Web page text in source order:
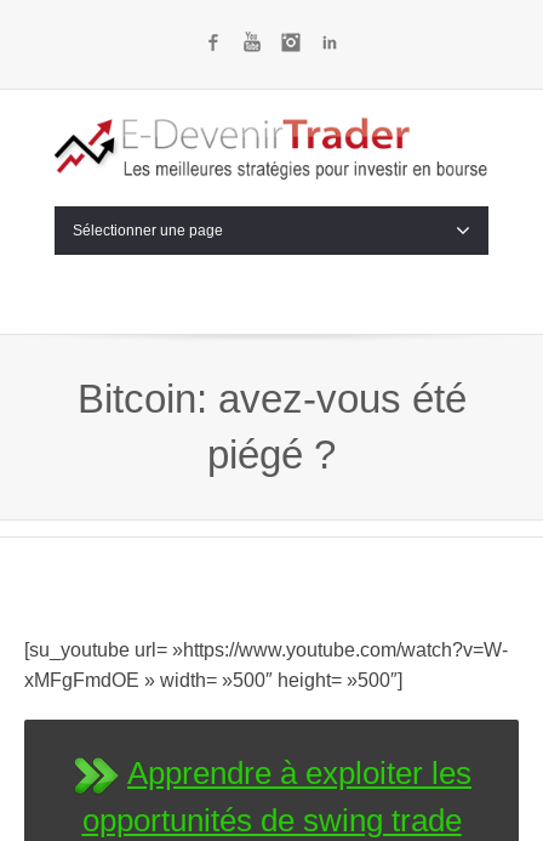
FacebookYouTubeInstagram
Sélectionner une page
Bitcoin: avez-vous été
piégé ?
[su_youtube url= »https://www.youtube.com/watch?v=W-
xMFgFmdOE » width= »500″ height= »500″]
Apprendre à exploiter les
opportunités de swing trade